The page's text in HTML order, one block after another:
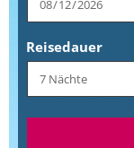
Reisedauer